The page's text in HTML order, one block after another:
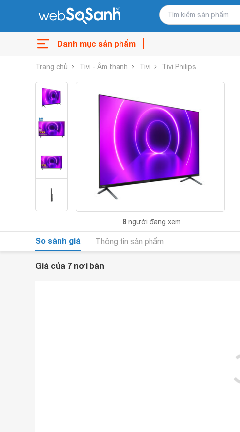
Danh mục sản phẩm
Trang chủ Tivi - Âm thanh Tivi Tivi Philips
8 người đang xem
So sánh giá Thông tin sản phẩm
Giá của 7 nơi bán